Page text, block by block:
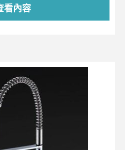
看內容